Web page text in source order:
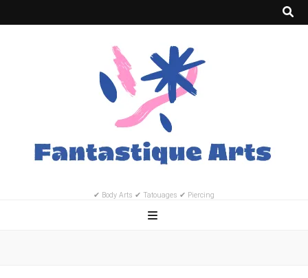
✔ Body Arts ✔ Tatouages ✔ Piercing